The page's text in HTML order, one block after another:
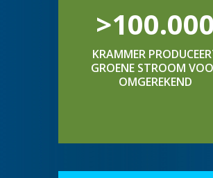
>100.000
KRAMMER
GROENE STROOM
OMGEREKEND